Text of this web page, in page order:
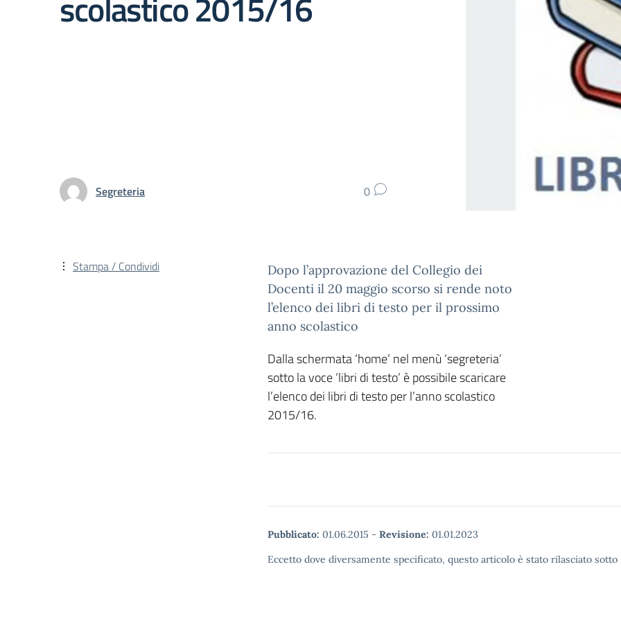
Segreteria 0
Dopo l’approvazione del Collegio dei
Docenti il 20 maggio scorso si rende noto
l’elenco dei libri di testo per il prossimo
anno scolastico
Dalla schermata ‘home’ nel menù ‘segreteria’
sotto la voce ‘libri di testo’ è possibile scaricare
l’elenco dei libri di testo per l’anno scolastico
2015/16.
Pubblicato: 01.06.2015 - Revisione: 01.01.2023
Eccetto dove diversamente specificato, questo articolo è stato rilasciato
Stampa / Condividi